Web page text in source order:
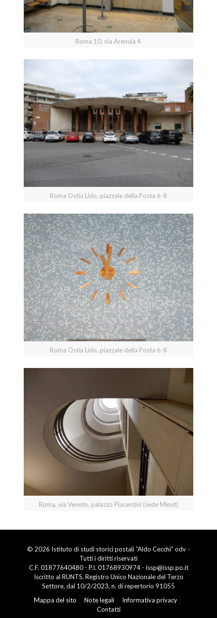
Roma 10, via Arenula 4
Roma Ostia Lido, piazzale della Posta 6-8
Roma Ostia Lido, piazzale della Posta 6-8
Roma, via Veneto, palazzo Piacentini (sede Mimit)
© 2026 Istituto di studi storici postali “Aldo Cecchi” odv -
Tutti i diritti riservati
C.F. 01877640480 - P.I. 01768930974 - issp@issp.po.it
Iscritto al RUNTS, Registro Unico Nazionale del Terzo
Settore, dal 10/2/2023, n. di repertorio 91055
Mappa del sito
Note legali
Informativa privacy
Contatti